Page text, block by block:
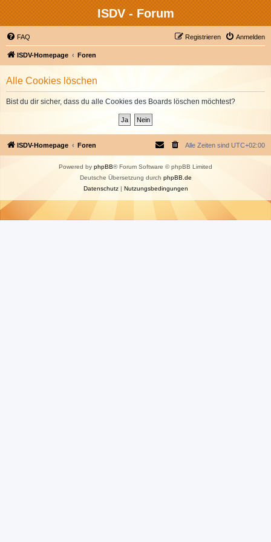
ISDV - Forum
FAQ Anmelden
Registrieren
ISDV-Homepage Foren
Alle Cookies löschen
Bist du dir sicher, dass du alle Cookies des Boards löschen möchtest?
ISDV-Homepage Foren Alle Zeiten sind UTC+02:00
Powered by phpBB® Forum Software © phpBB Limited
Deutsche Übersetzung durch phpBB.de
Datenschutz| Nutzungsbedingungen